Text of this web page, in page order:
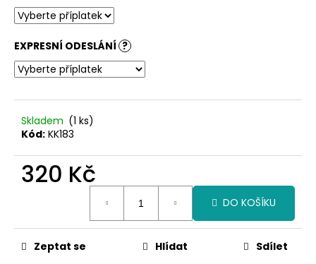
EXPRESNÍ ODESLÁNÍ ?
Skladem (1 ks)
Kód: KK183
320 Kč
DO KOŠÍKU
Zeptat se Hlídat Sdílet